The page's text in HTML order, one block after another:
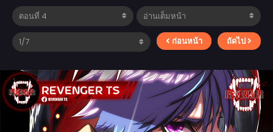
ก่อนหน้า ถัดไป